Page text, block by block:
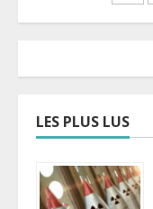
LES PLUS LUS